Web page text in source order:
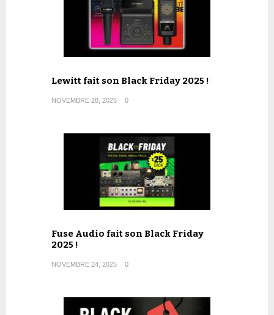
Lewitt fait son Black Friday 2025 !
NOVEMBRE 28, 2025 0
Fuse Audio fait son Black Friday
2025 !
NOVEMBRE 24, 2025 0